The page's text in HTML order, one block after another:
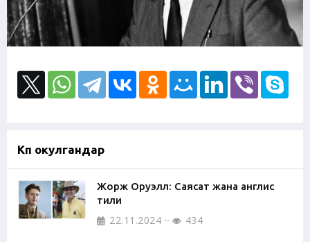
Көп окулгандар
Жорж Оруэлл: Саясат жана англис
тили
22.11.2024 434